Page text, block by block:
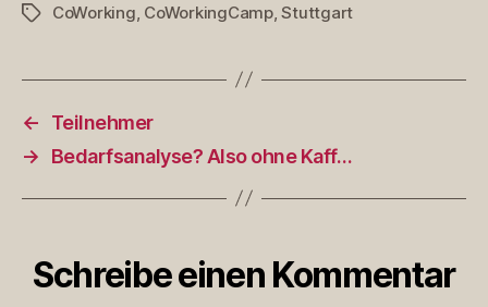
Schlagwörter
CoWorking CoWorkingCamp,Stuttgart
←
Teilnehmer
→
Bedarfsanalyse? Also ohne Kaff…
Schreibe einen Kommentar